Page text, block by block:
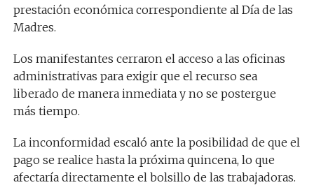
prestación económica correspondiente al Día de las
Madres.
Los manifestantes cerraron el acceso a las oficinas
administrativas para exigir que el recurso sea
liberado de manera inmediata y no se postergue
más tiempo.
La inconformidad escaló ante la posibilidad de que el
pago se realice hasta la próxima quincena, lo que
afectaría directamente el bolsillo de las trabajadoras.